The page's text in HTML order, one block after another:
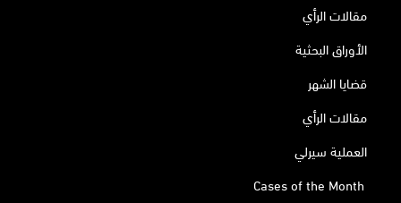
مقالات الرأي
الأوراق البحثية
قضايا الشهر
مقالات الرأي
العملية سيرلي
Cases of the Month